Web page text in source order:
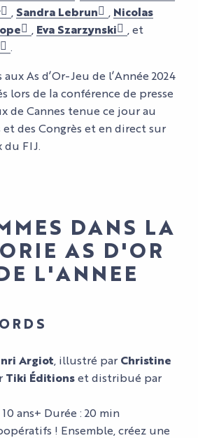
Sandra Lebrun
Nicolas
Eva Szarzynski
, et
.
As d’Or-Jeu de l’Année 2024
lors de la conférence de presse
de Cannes tenue ce jour au
et des Congrès et en direct sur
du FIJ.
DANS LA
AS D'OR
L'ANNEE
Argiot , illustré par Christine
Tiki Éditionset distribué par
ans+ Durée : 20 min
! Ensemble, créez une